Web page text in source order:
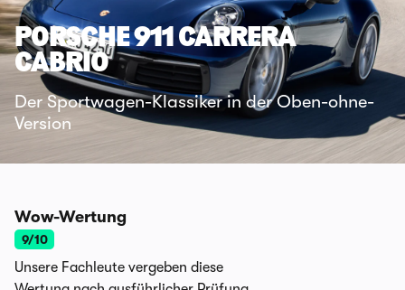
PORSCHE 911 CARRERA
CABRIO
Der Sportwagen-Klassiker in der Oben-ohne-
Version
Wow-Wertung
9/10
Unsere Fachleute vergeben diese